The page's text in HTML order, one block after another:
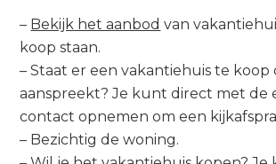
– Bekijk het aanbod van
koop staan.
– Staat er een vakantiehuis te koop
aanspreekt? Je kunt direct met de
contact opnemen om een
– Bezichtig de woning.